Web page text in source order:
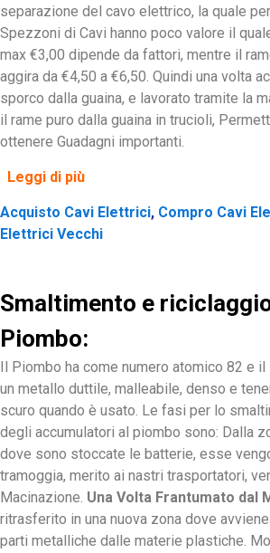
separazione del cavo elettrico, la quale
Spezzoni di Cavi hanno poco valore il
max €3,00 dipende da fattori, mentre il
aggira da €4,50 a €6,50. Quindi una volta
sporco dalla guaina, e lavorato tramite la
il rame puro dalla guaina in trucioli,
ottenere Guadagni importanti.
Leggi di più
Acquisto Cavi Elettrici, Compro Cavi
Elettrici Vecchi
Smaltimento e
Piombo:
Il Piombo ha come numero atomico 82 e
un metallo duttile, malleabile, denso e
scuro quando è usato. Le fasi per lo
degli accumulatori al piombo sono: Dalla
dove sono stoccate le batterie, esse
tramoggia, merito ai nastri trasportatori,
Macinazione. Una Volta Frantumato dal
ritrasferito in una nuova zona dove
parti metalliche dalle materie plastiche.